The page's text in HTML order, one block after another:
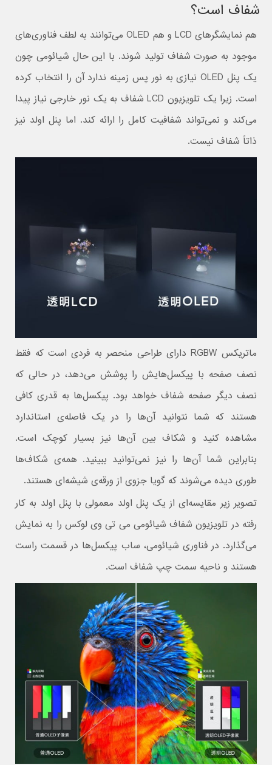
شفاف است؟
هم نمایشگرهای LCD و هم OLED می‌توانند به لطف فناوری‌های
موجود به صورت شفاف تولید شوند. با این حال شیائومی چون
یک پنل OLED نیازی به نور پس زمینه ندارد آن را انتخاب کرده
است. زیرا یک تلویزیون LCD شفاف به یک نور خارجی نیاز پیدا
می‌کند و نمی‌تواند شفافیت کامل را ارائه کند. اما پنل اولد نیز
ذاتاً شفاف نیست.
ماتریکس RGBW دارای طراحی منحصر به فردی است که فقط
نصف صفحه با پیکسل‌هایش را پوشش می‌دهد، در حالی که
نصف دیگر صفحه شفاف خواهد بود. پیکسل‌ها به قدری کافی
هستند که شما نتوانید آن‌ها را در یک فاصله‌ی استاندارد
مشاهده کنید و شکاف بین آن‌ها نیز بسیار کوچک است.
بنابراین شما آن‌ها را نیز نمی‌توانید ببینید. همه‌ی شکاف‌ها
طوری دیده می‌شوند که گویا جزوی از ورقه‌ی شیشه‌ای هستند.
تصویر زیر مقایسه‌ای از یک پنل اولد معمولی با پنل اولد به کار
رفته در تلویزیون شفاف شیائومی می تی وی لوکس را به نمایش
می‌گذارد. در فناوری شیائومی، ساب پیکسل‌ها در قسمت راست
هستند و ناحیه سمت چپ شفاف است.